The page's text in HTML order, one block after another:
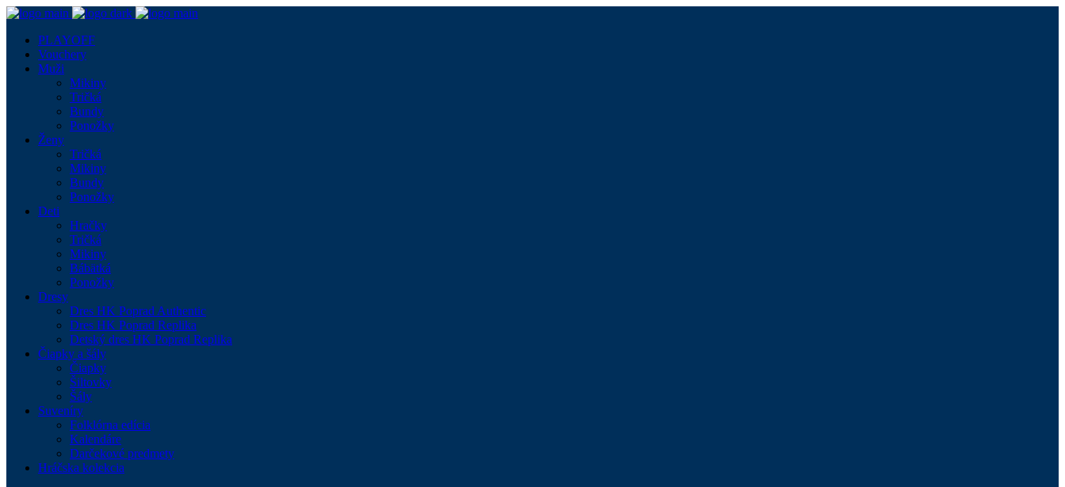
PLAYOFF
Vouchery
Muži
Mikiny
Tričká
Bundy
Ponožky
Ženy
Tričká
Mikiny
Bundy
Ponožky
Deti
Hračky
Tričká
Mikiny
Bábätká
Ponožky
Dresy
Dres HK Poprad Authentic
Dres HK Poprad Replika
Detský dres HK Poprad Replika
Čiapky a šály
Čiapky
Šiltovky
Šály
Suveníry
Folklórna edícia
Kalendáre
Darčekové predmety
Hráčska kolekcia